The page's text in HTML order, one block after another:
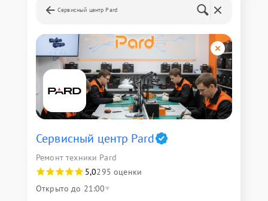
Сервисный центр Pard
Сервисный центр Pard
Ремонт техники Pard
5,0295 оценки
Открыто до 21:00